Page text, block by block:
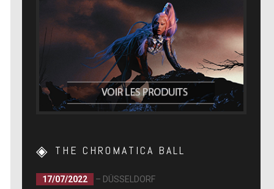
THE CHROMATICA BALL
17/07/2022
– DÜSSELDORF